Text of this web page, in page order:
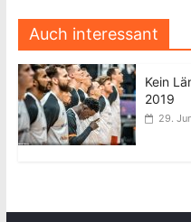
Auch interessant
Kein
2019
29.